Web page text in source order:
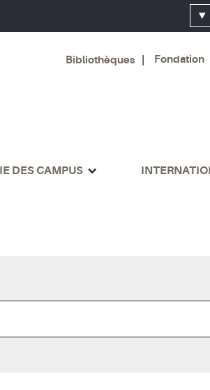
Bibliothèques Fondation
DES CAMPUS